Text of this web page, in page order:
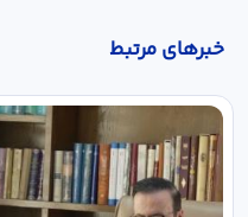
خبر‌های مرتبط